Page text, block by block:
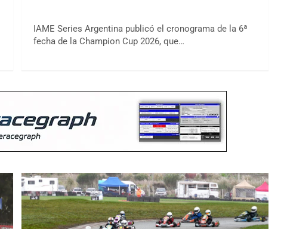
IAME Series Argentina publicó el cronograma de la 6ª
fecha de la Champion Cup 2026, que…